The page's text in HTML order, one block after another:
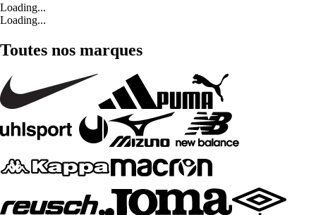
Loading...
Loading...
Toutes nos marques